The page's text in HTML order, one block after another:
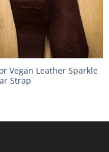
Vegan Leather Sparkle
Strap